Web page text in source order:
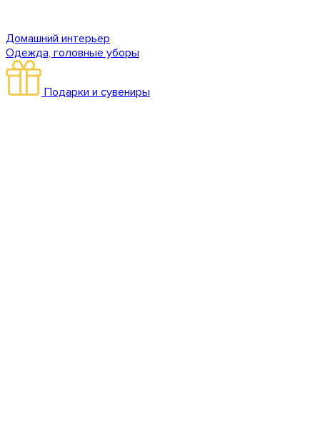
Домашний интерьер
Одежда, головные уборы
Подарки и сувениры